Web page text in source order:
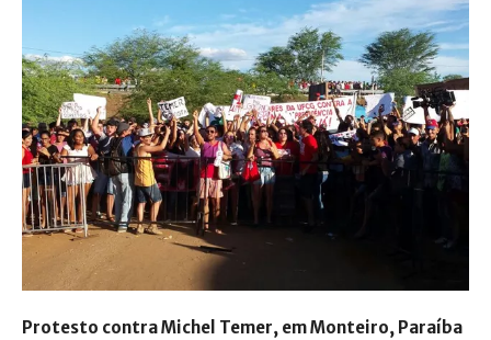
Protesto contra Michel Temer, em Monteiro, Paraíba